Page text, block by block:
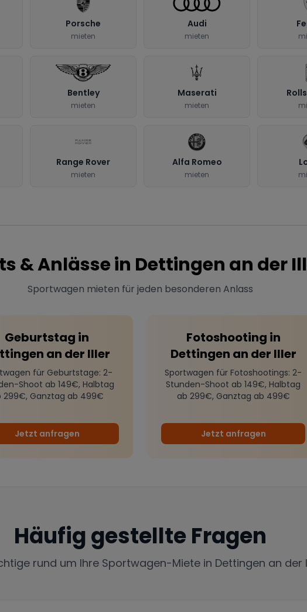
Porsche
mieten
Audi
mieten
Bentley
mieten
Maserati
mieten
Range Rover
mieten
Alfa Romeo
mieten
& Anlässe in Dettingen an der
Sportwagen mieten für jeden besonderen Anlass
Geburtstag in
an der Iller
für Geburtstage: 2-
Shoot ab 149€, Halbtag
299€, Ganztag ab 499€
Jetzt anfragen
Fotoshooting in
Dettingen an der Iller
Sportwagen für Fotoshootings: 2-
Stunden-Shoot ab 149€, Halbtag
ab 299€, Ganztag ab 499€
Jetzt anfragen
Häufig gestellte Fragen
rund um Ihre Sportwagen-Miete in Dettingen an der